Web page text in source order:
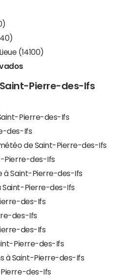
(14100)
Saint-Pierre-des-Ifs
Pierre-des-Ifs
des-Ifs
de Saint-Pierre-des-Ifs
Pierre-des-Ifs
à Saint-Pierre-des-Ifs
Saint-Pierre-des-Ifs
des-Ifs
des-Ifs
des-Ifs
Pierre-des-Ifs
à Saint-Pierre-des-Ifs
des-Ifs